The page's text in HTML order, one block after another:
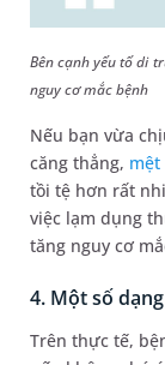
Bên cạnh yếu tố di
nguy cơ mắc bệnh
Nếu bạn vừa
căng thẳng, mệt
tồi tệ hơn rất
việc lạm dụng
tăng nguy cơ
4. Một số
Trên thực tế,